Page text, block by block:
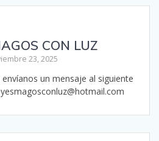
CON LUZ
23, 2025
un mensaje al siguiente